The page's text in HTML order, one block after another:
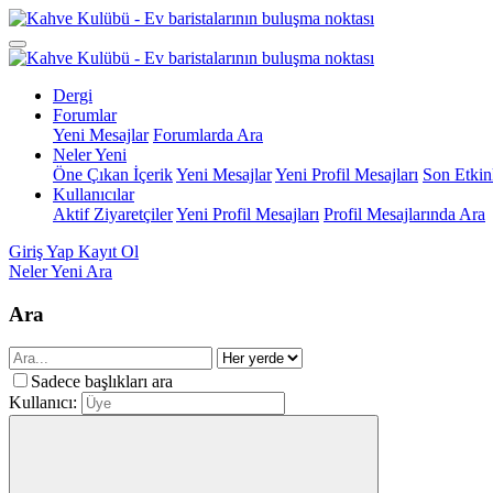
Dergi
Forumlar
Yeni Mesajlar Forumlarda Ara
Neler Yeni
Öne Çıkan İçerikYeni MesajlarYeni Profil Mesajları Son
Kullanıcılar
Aktif ZiyaretçilerYeni Profil Mesajları Profil Mesajlarında Ara
Giriş Yap Kayıt Ol
Neler Yeni Ara
Ara
Sadece başlıkları ara
Kullanıcı: